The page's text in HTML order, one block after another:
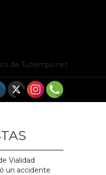
de Tutiempo.net
Vialidad
un accidente